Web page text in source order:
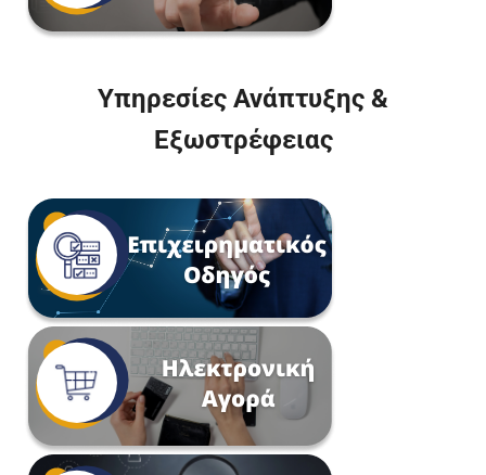
Υπηρεσίες Ανάπτυξης &
Εξωστρέφειας